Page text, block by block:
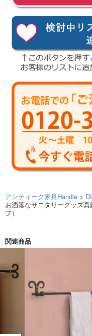
アンティーク家具Handle >
お洒落なサニタリーグッズ
フ）
関連商品